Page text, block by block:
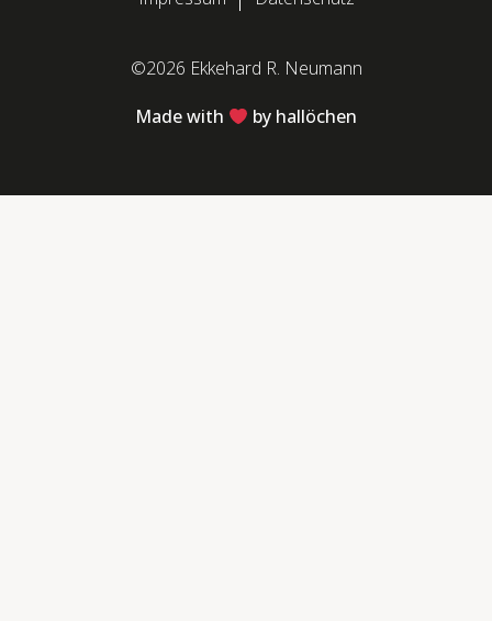
©2026 Ekkehard R. Neumann
Made with
by hallöchen